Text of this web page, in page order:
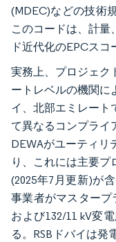
(MDEC)などの技術
このコードは、計量
ド近代化のEPCスコ
実務上、プロジェク
ートレベルの機関に
イ、北部エミレート
て異なるコンプライ
DEWAがユーティリ
り、これには主要プ
(2025年7月更新)が
事業者がマスタープ
および132/11 kV変
る。RSBドバイは発